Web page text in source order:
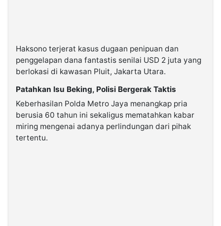
Haksono terjerat kasus dugaan penipuan dan
penggelapan dana fantastis senilai USD 2 juta yang
berlokasi di kawasan Pluit, Jakarta Utara.
Patahkan Isu Beking, Polisi Bergerak Taktis
Keberhasilan Polda Metro Jaya menangkap pria
berusia 60 tahun ini sekaligus mematahkan kabar
miring mengenai adanya perlindungan dari pihak
tertentu.